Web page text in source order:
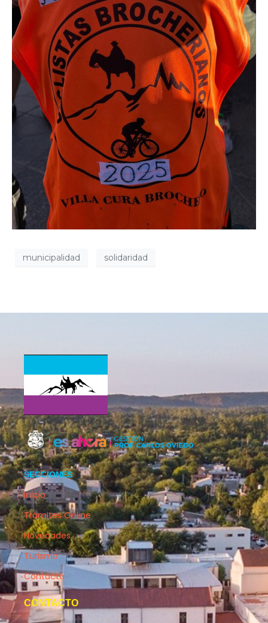
municipalidad solidaridad
SECCIONES
Inicio
Trámites Online
Novedades
Turismo
Contacto
CONTACTO